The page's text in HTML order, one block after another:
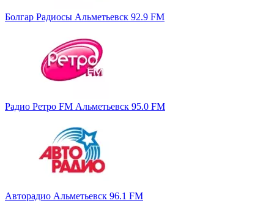
Болгар Радиосы Альметьевск 92.9 FM
Радио Ретро FM Альметьевск 95.0 FM
Авторадио Альметьевск 96.1 FM